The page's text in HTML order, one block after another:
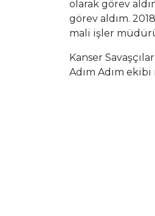
olarak görev
görev aldım.
mali işler
Kanser
Adım Adım